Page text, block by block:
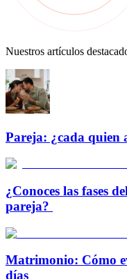
Nuestros artículos
Pareja: ¿cada quien
¿Conoces las fases
pareja?
Matrimonio: Cómo
días